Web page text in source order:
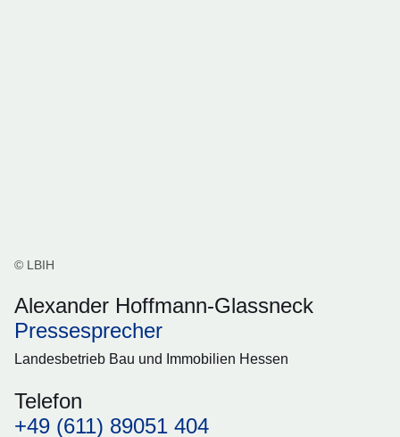
© LBIH
Alexander Hoffmann-Glassneck
Pressesprecher
Landesbetrieb Bau und Immobilien Hessen
Telefon
+49 (611) 89051 404